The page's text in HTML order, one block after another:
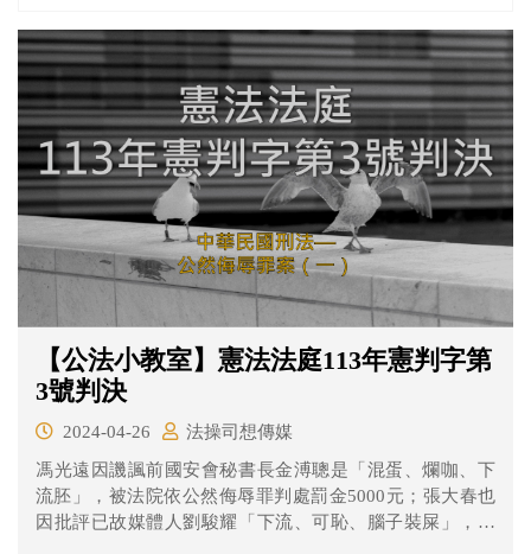
最終從一重處斷，對聲請人論以加重誹謗罪，處拘役30
日，聲請人上訴遭駁回。聲請人認為該終局判決法律適用
牴觸憲法，聲請裁判及法規範憲法審查。
【公法小教室】憲法法庭113年憲判字第
3號判決
2024-04-26
法操司想傳媒
馮光遠因譏諷前國安會秘書長金溥聰是「混蛋、爛咖、下
流胚」，被法院依公然侮辱罪判處罰金5000元；張大春也
因批評已故媒體人劉駿耀「下流、可恥、腦子裝屎」，同